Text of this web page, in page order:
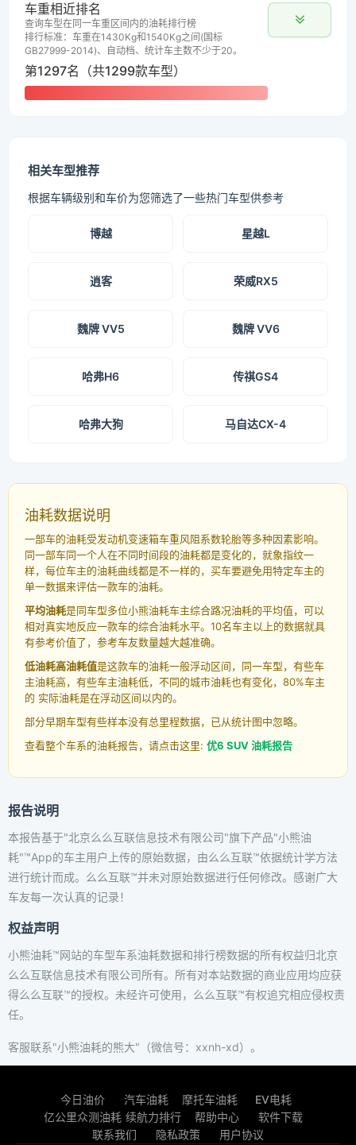
车重相近排名
查询车型在同一车重区间内的油耗排行榜
排行标准：车重在1430Kg和1540Kg之间(国标
GB27999-2014)、自动档、统计车主数不少于20。
第1297名（共1299款车型）
相关车型推荐
根据车辆级别和车价为您筛选了一些热门车型供参考
博越 星越L
逍客 荣威RX5
魏牌 VV5 魏牌 VV6
哈弗H6 传祺GS4
哈弗大狗 马自达CX-4
油耗数据说明
一部车的油耗受发动机变速箱车重风阻系数轮胎等多种因素影响。
同一部车同一个人在不同时间段的油耗都是变化的，就象指纹一
样，每位车主的油耗曲线都是不一样的，买车要避免用特定车主的
单一数据来评估一款车的油耗。
平均油耗是同车型多位小熊油耗车主综合路况油耗的平均值，可以
相对真实地反应一款车的综合油耗水平。10名车主以上的数据就具
有参考价值了，参考车友数量越大越准确。
低油耗高油耗值是这款车的油耗一般浮动区间，同一车型，有些车
主油耗高，有些车主油耗低，不同的城市油耗也有变化，80%车主
的 实际油耗是在浮动区间以内的。
部分早期车型有些样本没有总里程数据，已从统计图中忽略。
查看整个车系的油耗报告，请点击这里: 优6 SUV 油耗报告
报告说明
本报告基于"北京么么互联信息技术有限公司"旗下产品"小熊油
耗"™App的车主用户上传的原始数据，由么么互联™依据统计学方法
进行统计而成。么么互联™并未对原始数据进行任何修改。感谢广大
车友每一次认真的记录！
权益声明
小熊油耗™网站的车型车系油耗数据和排行榜数据的所有权益归北京
么么互联信息技术有限公司所有。所有对本站数据的商业应用均应获
得么么互联™的授权。未经许可使用，么么互联™有权追究相应侵权责
任。
客服联系"小熊油耗的熊大"（微信号：xxnh-xd）。
今日油价 汽车油耗 摩托车油耗
EV电耗
亿公里众测油耗 续航力排行 帮助中心
软件下载
联系我们
隐私政策 用户协议